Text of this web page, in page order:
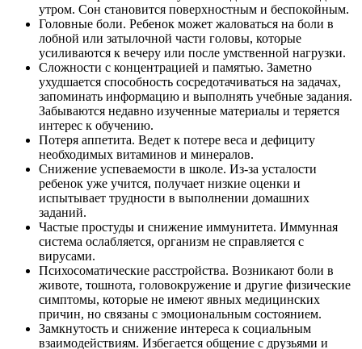
утром. Сон становится поверхностным и беспокойным.
Головные боли. Ребенок может жаловаться на боли в
лобной или затылочной части головы, которые
усиливаются к вечеру или после умственной нагрузки.
Сложности с концентрацией и памятью. Заметно
ухудшается способность сосредотачиваться на задачах,
запоминать информацию и выполнять учебные задания.
Забываются недавно изученные материалы и теряется
интерес к обучению.
Потеря аппетита. Ведет к потере веса и дефициту
необходимых витаминов и минералов.
Снижение успеваемости в школе. Из-за усталости
ребенок уже учится, получает низкие оценки и
испытывает трудности в выполнении домашних
заданий.
Частые простуды и снижение иммунитета. Иммунная
система ослабляется, организм не справляется с
вирусами.
Психосоматические расстройства. Возникают боли в
животе, тошнота, головокружение и другие физические
симптомы, которые не имеют явных медицинских
причин, но связаны с эмоциональным состоянием.
Замкнутость и снижение интереса к социальным
взаимодействиям. Избегается общение с друзьями и